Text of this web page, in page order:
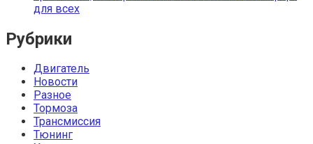
для всех
Рубрики
Двигатель
Новости
Разное
Тормоза
Трансмиссия
Тюнинг